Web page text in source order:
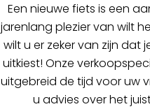
Een nieuwe fiets is een
jarenlang plezier van wilt
wilt u er zeker van zijn dat
uitkiest! Onze
uitgebreid de tijd voor uw
u advies over het